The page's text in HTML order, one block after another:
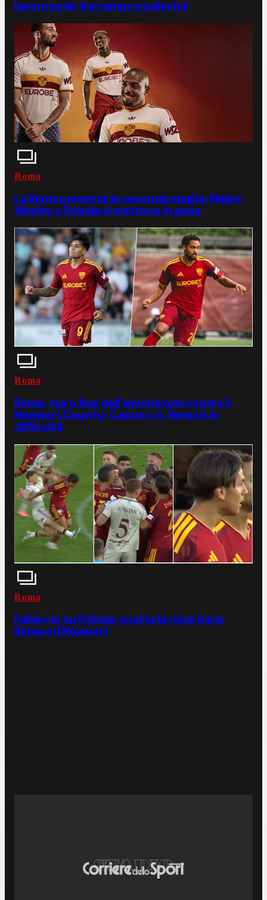
lavora sodo tra campo e palestra
Roma
La Roma presenta la seconda maglia: Malen,
Wesley e Dybala si mettono in posa
Roma
Roma, top e flop dell'amichevole contro il
Newport County: Castro c'è, Rensch in
difficoltà
Roma
Fallaccio su Dybala: scatta la rissa tra la
Roma e il Newport